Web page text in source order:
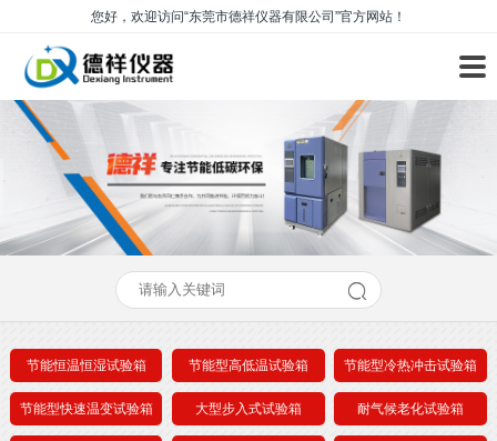
您好，欢迎访问“东莞市德祥仪器有限公司”官方网站！
节能恒温恒湿试验箱 节能型高低温试验箱 节能型冷热冲击试验箱
节能型快速温变试验箱 大型步入式试验箱 耐气候老化试验箱